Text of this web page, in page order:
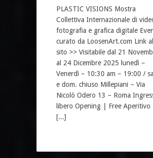
PLASTIC VISIONS Mostra
Collettiva Internazionale di
fotografia e grafica digitale
curato da LoosenArt.com Link al
sito >> Visitabile dal 21
al 24 Dicembre 2025 lunedì –
Venerdì – 10:30 am – 19:00 /
e dom. chiuso Millepiani – Via
Nicolò Odero 13 – Roma
libero Opening | Free Aperitivo
[...]